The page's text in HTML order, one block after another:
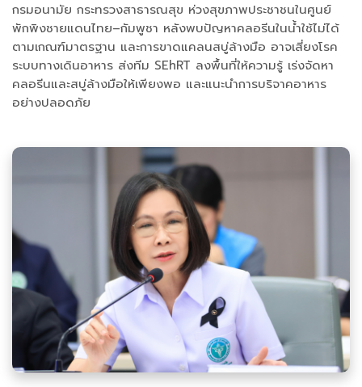
กรมอนามัย กระทรวงสาธารณสุข ห่วงสุขภาพประชาชนในศูนย์
พักพิงชายแดนไทย–กัมพูชา หลังพบปัญหาคลอรีนในน้ำใช้ไม่ได้
ตามเกณฑ์มาตรฐาน และการขาดแคลนสบู่ล้างมือ อาจเสี่ยงโรค
ระบบทางเดินอาหาร ส่งทีม SEhRT ลงพื้นที่ให้ความรู้ เร่งจัดหา
คลอรีนและสบู่ล้างมือให้เพียงพอ และแนะนำการบริจาคอาหาร
อย่างปลอดภัย